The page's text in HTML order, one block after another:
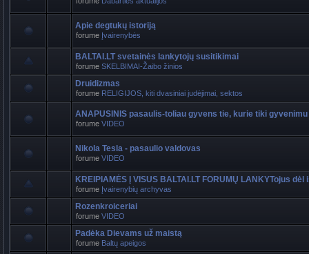
Apie degtukų istoriją
forume Įvairenybės
BALTAI.LT svetainės lankytojų susitikimai
forume SKELBIMAI-Žaibo žinios
Druidizmas
forume RELIGIJOS, kiti dvasiniai judėjimai, sektos
ANAPUSINIS pasaulis-toliau gyvens tie, kurie tiki gyvenimu
forume VIDEO
Nikola Tesla - pasaulio valdovas
forume VIDEO
KREIPIAMĖS Į VISUS BALTAI.LT FORUMŲ LANKYTojus dėl
forume Įvairenybių archyvas
Rozenkroiceriai
forume VIDEO
Padėka Dievams už maistą
forume Baltų apeigos